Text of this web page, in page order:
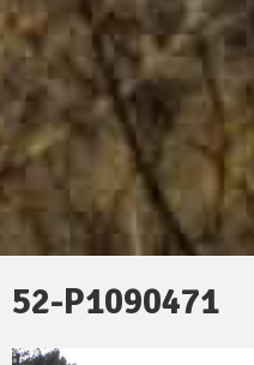
52-P1090471